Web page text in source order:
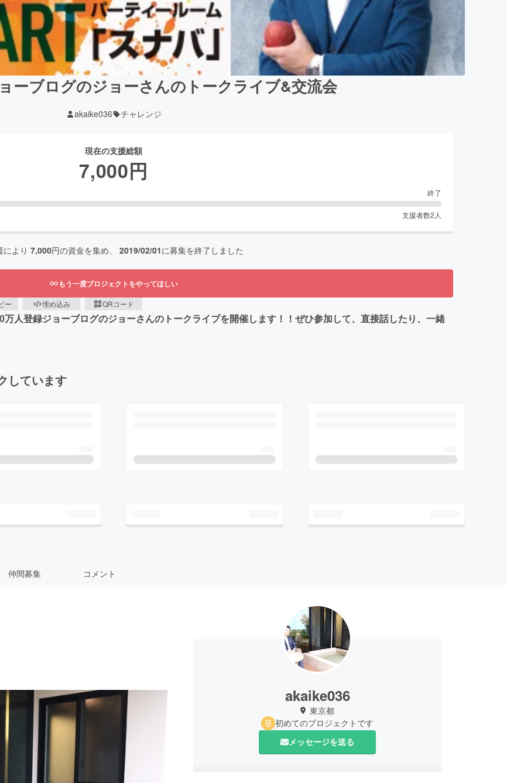
ョーブログのジョーさんのトークライブ&交流会
akaike036 チャレンジ
現在の支援総額
7,000円
終了
支援者数2 人
により 7,000円の資金を集め、 2019/02/01に募集を終了しました
もう一度プロジェクトをやってほしい
ー 埋め込み QRコード
登録ジョーブログのジョーさんのトークライブを開催します！！ぜひ参加して、直接話したり、一緒
しています
仲間募集 コメント
akaike036
東京都
初めてのプロジェクトです
メッセージを送る